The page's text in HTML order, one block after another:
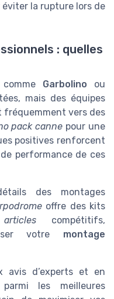
la rupture lors de
: quelles
Garbolino ou
mais des équipes
fréquemment vers des
pack canne pour une
positives renforcent
performance de ces
des montages
offre des kits
compétitifs,
votre montage
avis d’experts et en
parmi les meilleures